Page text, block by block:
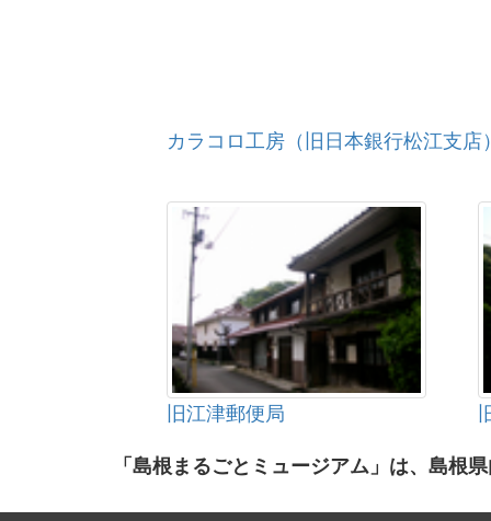
カラコロ工房（旧日本銀行松江支店
旧江津郵便局
「島根まるごとミュージアム」は、島根